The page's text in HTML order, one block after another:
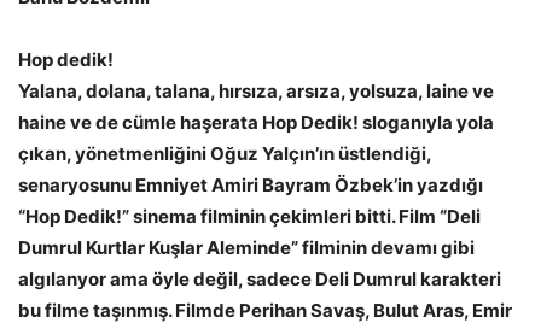
Hop dedik!
Yalana, dolana, talana, hırsıza, arsıza, yolsuza, laine ve
haine ve de cümle haşerata Hop Dedik! sloganıyla yola
çıkan, yönetmenliğini Oğuz Yalçın’ın üstlendiği,
senaryosunu Emniyet Amiri Bayram Özbek’in yazdığı
“Hop Dedik!” sinema filminin çekimleri bitti. Film “Deli
Dumrul Kurtlar Kuşlar Aleminde” filminin devamı gibi
algılanyor ama öyle değil, sadece Deli Dumrul karakteri
bu filme taşınmış. Filmde Perihan Savaş, Bulut Aras, Emir